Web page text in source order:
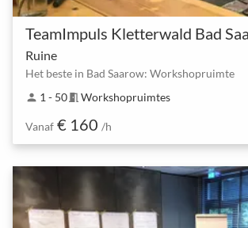
TeamImpuls Kletterwald Bad
Ruine
Het beste in Bad Saarow: Workshopruimte
person 1 - 50meeting_room Workshopruimtes
Vanaf € 160 /h